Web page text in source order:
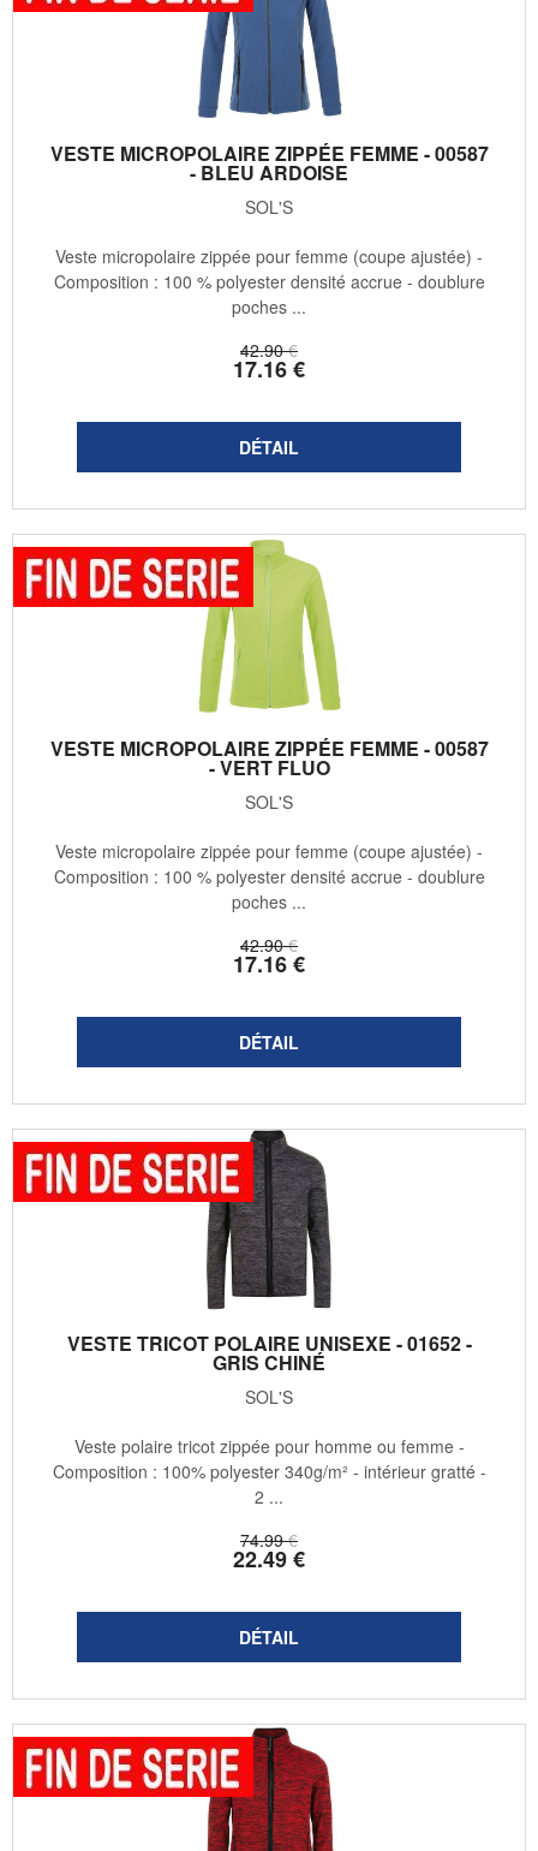
VESTE MICROPOLAIRE ZIPPÉE FEMME - 00587
- BLEU ARDOISE
SOL'S
42.90 €
17.16€
Veste micropolaire zippée pour femme (coupe ajustée) -
Composition : 100 % polyester densité accrue - doublure
poches ...
VESTE MICROPOLAIRE ZIPPÉE FEMME - 00587
- VERT FLUO
SOL'S
42.90 €
17.16€
Veste micropolaire zippée pour femme (coupe ajustée) -
Composition : 100 % polyester densité accrue - doublure
poches ...
VESTE TRICOT POLAIRE UNISEXE - 01652 -
GRIS CHINÉ
SOL'S
74.99 €
22.49€
Veste polaire tricot zippée pour homme ou femme -
Composition : 100% polyester 340g/m² - intérieur gratté -
2 ...